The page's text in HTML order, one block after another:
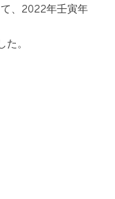
、2022年壬寅年
。